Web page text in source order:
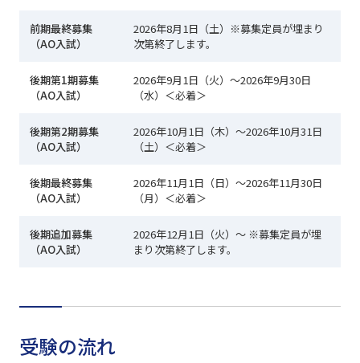
前期最終募集
（AO入試）
2026年8月1日（土）※募集定員が埋まり
次第終了します。
後期第1期募集
（AO入試）
2026年9月1日（火）～2026年9月30日
（水）＜必着＞
後期第2期募集
（AO入試）
2026年10月1日（木）～2026年10月31日
（土）＜必着＞
後期最終募集
（AO入試）
2026年11月1日（日）～2026年11月30日
（月）＜必着＞
後期追加募集
（AO入試）
2026年12月1日（火）～ ※募集定員が埋
まり次第終了します。
受験の流れ